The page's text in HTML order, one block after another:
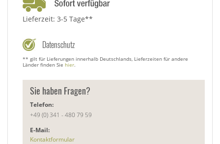
Lieferzeit: 3-5 Tage**
Datenschutz
** gilt für Lieferungen innerhalb Deutschlands, Lieferzeiten für andere
Länder finden Sie hier.
Sie haben Fragen?
Telefon:
+49 (0) 341 - 480 79 59
E-Mail:
Kontaktformular